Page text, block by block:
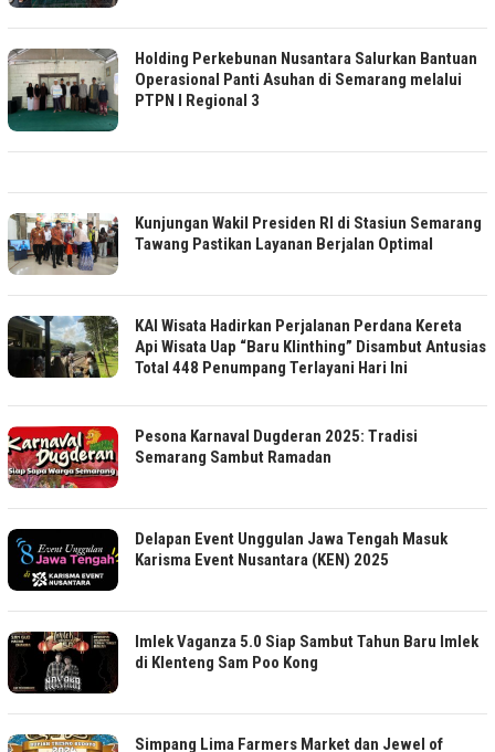
Holding Perkebunan Nusantara Salurkan Bantuan
Operasional Panti Asuhan di Semarang melalui
PTPN I Regional 3
Kunjungan Wakil Presiden RI di Stasiun Semarang
Tawang Pastikan Layanan Berjalan Optimal
KAI Wisata Hadirkan Perjalanan Perdana Kereta
Api Wisata Uap “Baru Klinthing” Disambut Antusias
Total 448 Penumpang Terlayani Hari Ini
Pesona Karnaval Dugderan 2025: Tradisi
Semarang Sambut Ramadan
Delapan Event Unggulan Jawa Tengah Masuk
Karisma Event Nusantara (KEN) 2025
Imlek Vaganza 5.0 Siap Sambut Tahun Baru Imlek
di Klenteng Sam Poo Kong
Simpang Lima Farmers Market dan Jewel of